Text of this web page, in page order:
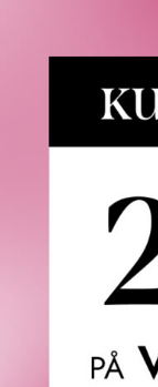
The Richer One
ved kontakt, gir
sine
spisser, takket
glattere hår
The Comeback
har hørt om den
klar for